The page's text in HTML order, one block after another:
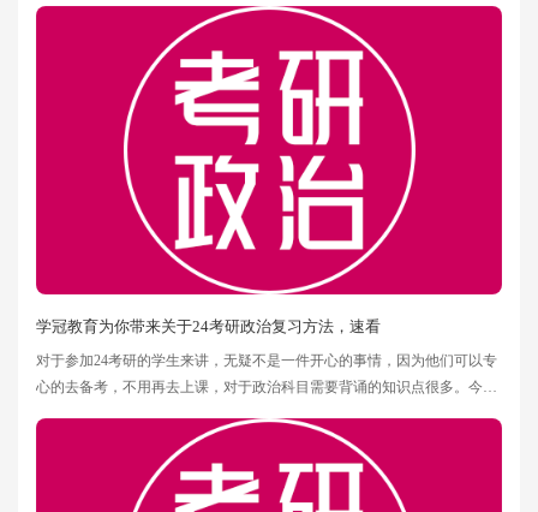
练习的。下面学冠教育文都考研小编为大家整理了关于24考研政治怎么复
习？考研政治用什么资料？一起来学习下。
学冠教育为你带来关于24考研政治复习方法，速看
对于参加24考研的学生来讲，无疑不是一件开心的事情，因为他们可以专
心的去备考，不用再去上课，对于政治科目需要背诵的知识点很多。今